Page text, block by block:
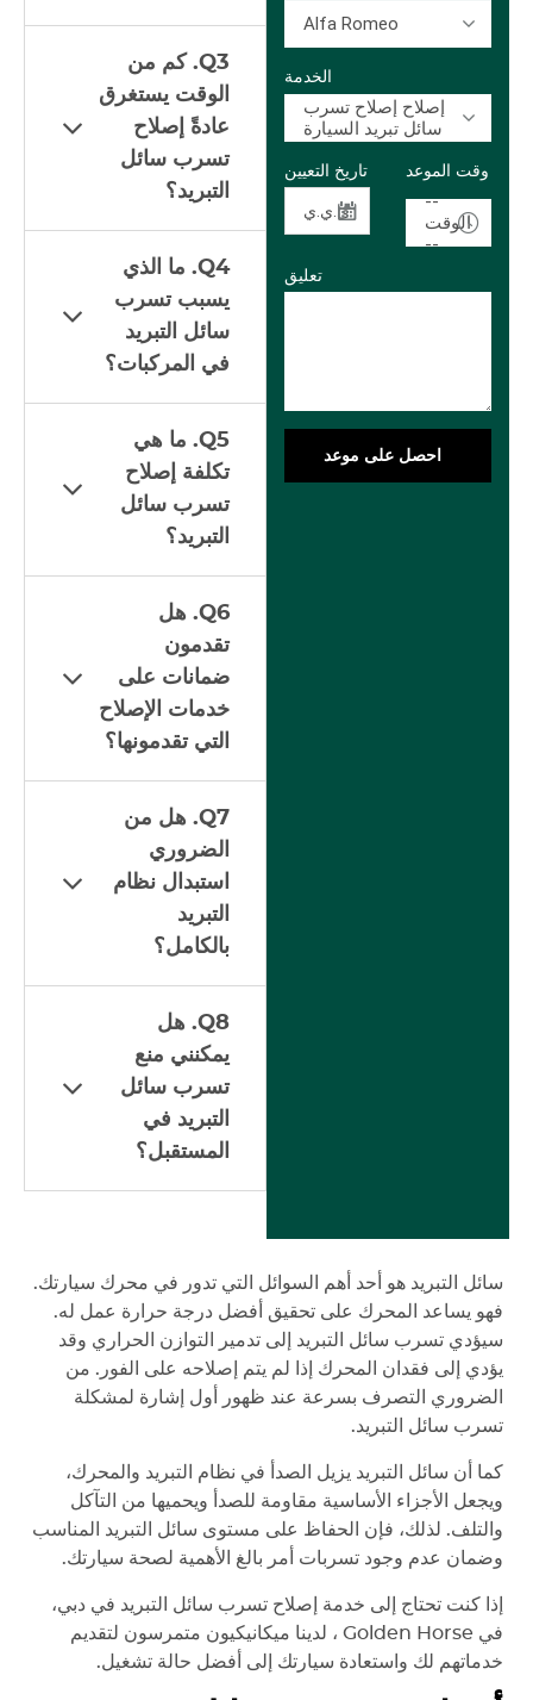
Q3. كم من
الوقت يستغرق
عادةً إصلاح
تسرب سائل
التبريد؟
Q4. ما الذي
يسبب تسرب
سائل التبريد
في المركبات؟
Q5. ما هي
تكلفة إصلاح
تسرب سائل
التبريد؟
Q6. هل
تقدمون
ضمانات على
خدمات الإصلاح
التي تقدمونها؟
Q7. هل من
الضروري
استبدال نظام
التبريد
بالكامل؟
Q8. هل
يمكنني منع
تسرب سائل
التبريد في
المستقبل؟
Alfa Romeo
الخدمة
إصلاح إصلاح تسرب
سائل تبريد السيارة
تاريخ التعيين وقت الموعد
--
الوقت
--
تعليق
احصل على موعد
سائل التبريد هو أحد أهم السوائل التي تدور في محرك سيارتك.
فهو يساعد المحرك على تحقيق أفضل درجة حرارة عمل له.
سيؤدي تسرب سائل التبريد إلى تدمير التوازن الحراري وقد
يؤدي إلى فقدان المحرك إذا لم يتم إصلاحه على الفور. من
الضروري التصرف بسرعة عند ظهور أول إشارة لمشكلة
تسرب سائل التبريد.
كما أن سائل التبريد يزيل الصدأ في نظام التبريد والمحرك،
ويجعل الأجزاء الأساسية مقاومة للصدأ ويحميها من التآكل
والتلف. لذلك، فإن الحفاظ على مستوى سائل التبريد المناسب
وضمان عدم وجود تسربات أمر بالغ الأهمية لصحة سيارتك.
إذا كنت تحتاج إلى خدمة إصلاح تسرب سائل التبريد في دبي،
في Golden Horse ، لدينا ميكانيكيون متمرسون لتقديم
خدماتهم لك واستعادة سيارتك إلى أفضل حالة تشغيل.